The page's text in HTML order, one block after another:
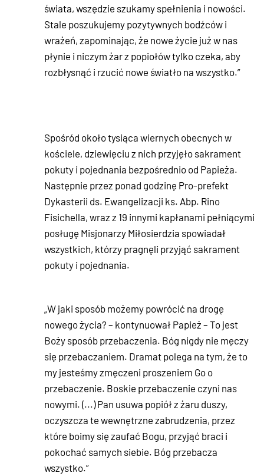
świata, wszędzie szukamy spełnienia i nowości.
Stale poszukujemy pozytywnych bodźców i
wrażeń, zapominając, że nowe życie już w nas
płynie i niczym żar z popiołów tylko czeka, aby
rozbłysnąć i rzucić nowe światło na wszystko.”
Spośród około tysiąca wiernych obecnych w
kościele, dziewięciu z nich przyjęło sakrament
pokuty i pojednania bezpośrednio od Papieża.
Następnie przez ponad godzinę Pro-prefekt
Dykasterii ds. Ewangelizacji ks. Abp. Rino
Fisichella, wraz z 19 innymi kapłanami pełniącymi
posługę Misjonarzy Miłosierdzia spowiadał
wszystkich, którzy pragnęli przyjąć sakrament
pokuty i pojednania.
„W jaki sposób możemy powrócić na drogę
nowego życia? – kontynuował Papież – To jest
Boży sposób przebaczenia. Bóg nigdy nie męczy
się przebaczaniem. Dramat polega na tym, że to
my jesteśmy zmęczeni proszeniem Go o
przebaczenie. Boskie przebaczenie czyni nas
nowymi. (...) Pan usuwa popiół z żaru duszy,
oczyszcza te wewnętrzne zabrudzenia, przez
które boimy się zaufać Bogu, przyjąć braci i
pokochać samych siebie. Bóg przebacza
wszystko.”